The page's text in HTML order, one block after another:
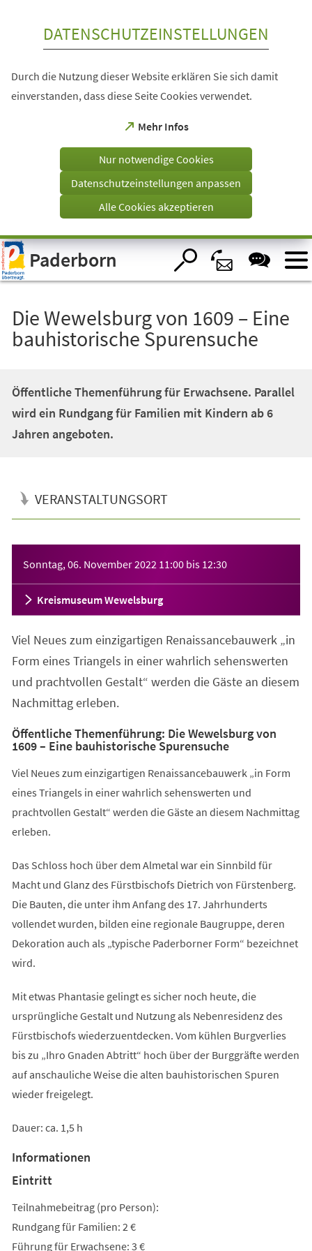
Visuelle
Assistenzsoftware
öffnen.
DATENSCHUTZEINSTELLUNGEN
Durch die Nutzung dieser Website erklären Sie sich damit
einverstanden, dass diese Seite Cookies verwendet.
Mehr Infos
(Öffnet
einem
Tab)
Nur notwendige Cookies
Datenschutzeinstellungen anpassen
Alle Cookies akzeptieren
Paderborn
Die Wewelsburg von 1609 – Eine
bauhistorische Spurensuche
Öffentliche Themenführung für Erwachsene. Parallel
wird ein Rundgang für Familien mit Kindern ab 6
Jahren angeboten.
VERANSTALTUNGSORT
Sonntag, 06. November 2022 11:00 bis 12:30
Kreismuseum Wewelsburg
Viel Neues zum einzigartigen Renaissancebauwerk „in
Form eines Triangels in einer wahrlich sehenswerten
und prachtvollen Gestalt“ werden die Gäste an diesem
Nachmittag erleben.
Öffentliche Themenführung: Die Wewelsburg von
1609 – Eine bauhistorische Spurensuche
Viel Neues zum einzigartigen Renaissancebauwerk „in Form
eines Triangels in einer wahrlich sehenswerten und
prachtvollen Gestalt“ werden die Gäste an diesem Nachmittag
erleben.
Das Schloss hoch über dem Almetal war ein Sinnbild für
Macht und Glanz des Fürstbischofs Dietrich von Fürstenberg.
Die Bauten, die unter ihm Anfang des 17. Jahrhunderts
vollendet wurden, bilden eine regionale Baugruppe, deren
Dekoration auch als „typische Paderborner Form“ bezeichnet
wird.
Mit etwas Phantasie gelingt es sicher noch heute, die
ursprüngliche Gestalt und Nutzung als Nebenresidenz des
Fürstbischofs wiederzuentdecken. Vom kühlen Burgverlies
bis zu „Ihro Gnaden Abtritt“ hoch über der Burggräfte werden
auf anschauliche Weise die alten bauhistorischen Spuren
wieder freigelegt.
Dauer: ca. 1,5 h
Informationen
Eintritt
Teilnahmebeitrag (pro Person):
Rundgang für Familien: 2 €
Führung für Erwachsene: 3 €